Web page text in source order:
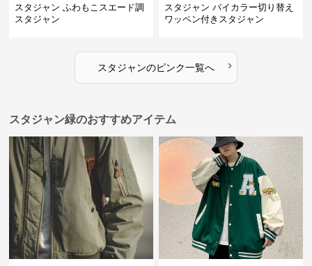
スタジャン ふわもこスエード調
スタジャン
スタジャン バイカラー切り替え
ワッペン付きスタジャン
スタジャンのピンク一覧へ ›
スタジャン緑のおすすめアイテム